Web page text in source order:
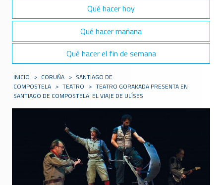
Qué hacer hoy
Qué hacer mañana
Qué hacer el fin de semana
INICIO > CORUÑA > SANTIAGO DE
COMPOSTELA > TEATRO > TEATRO GORAKADA PRESENTA EN
SANTIAGO DE COMPOSTELA: EL VIAJE DE ULÍSES